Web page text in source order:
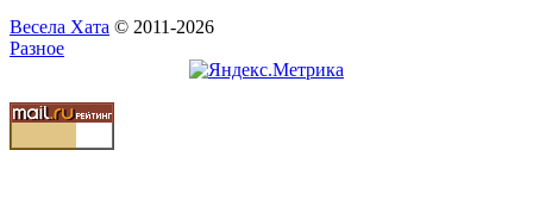
Весела Хата © 2011-2026
Разное